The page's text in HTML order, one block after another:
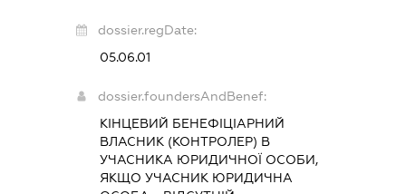
dossier.regDate:
05.06.01
dossier.foundersAndBenef:
КІНЦЕВИЙ БЕНЕФІЦІАРНИЙ
ВЛАСНИК (КОНТРОЛЕР) В
УЧАСНИКА ЮРИДИЧНОЇ ОСОБИ,
ЯКЩО УЧАСНИК ЮРИДИЧНА